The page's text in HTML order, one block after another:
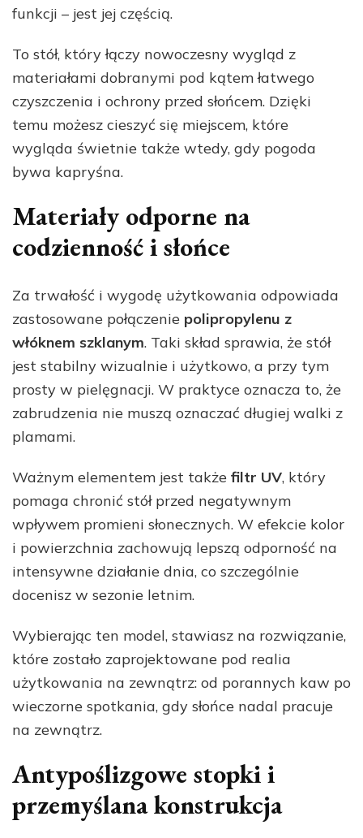
funkcji – jest jej częścią.
To stół, który łączy nowoczesny wygląd z
materiałami dobranymi pod kątem łatwego
czyszczenia i ochrony przed słońcem. Dzięki
temu możesz cieszyć się miejscem, które
wygląda świetnie także wtedy, gdy pogoda
bywa kapryśna.
Materiały odporne na
codzienność i słońce
Za trwałość i wygodę użytkowania odpowiada
zastosowane połączenie polipropylenu z
włóknem szklanym. Taki skład sprawia, że stół
jest stabilny wizualnie i użytkowo, a przy tym
prosty w pielęgnacji. W praktyce oznacza to, że
zabrudzenia nie muszą oznaczać długiej walki z
plamami.
Ważnym elementem jest także filtr UV, który
pomaga chronić stół przed negatywnym
wpływem promieni słonecznych. W efekcie kolor
i powierzchnia zachowują lepszą odporność na
intensywne działanie dnia, co szczególnie
docenisz w sezonie letnim.
Wybierając ten model, stawiasz na rozwiązanie,
które zostało zaprojektowane pod realia
użytkowania na zewnątrz: od porannych kaw po
wieczorne spotkania, gdy słońce nadal pracuje
na zewnątrz.
Antypoślizgowe stopki i
przemyślana konstrukcja